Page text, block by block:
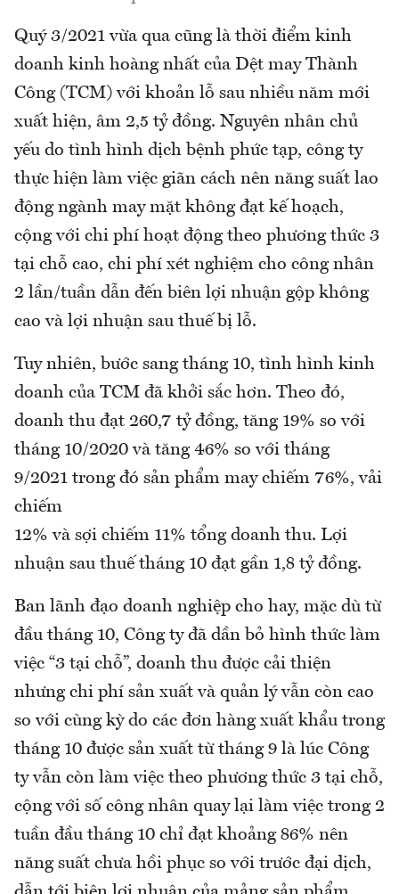
Quý 3/2021 vừa qua cũng là thời điểm kinh
doanh kinh hoàng nhất của Dệt may Thành
Công (TCM) với khoản lỗ sau nhiều năm mới
xuất hiện, âm 2,5 tỷ đồng. Nguyên nhân chủ
yếu do tình hình dịch bệnh phức tạp, công ty
thực hiện làm việc giãn cách nên năng suất lao
động ngành may mặt không đạt kế hoạch,
cộng với chi phí hoạt động theo phương thức 3
tại chỗ cao, chi phí xét nghiệm cho công nhân
2 lần/tuần dẫn đến biên lợi nhuận gộp không
cao và lợi nhuận sau thuế bị lỗ.
Tuy nhiên, bước sang tháng 10, tình hình kinh
doanh của TCM đã khởi sắc hơn. Theo đó,
doanh thu đạt 260,7 tỷ đồng, tăng 19% so với
tháng 10/2020 và tăng 46% so với tháng
9/2021 trong đó sản phẩm may chiếm 76%, vải
chiếm
12% và sợi chiếm 11% tổng doanh thu. Lợi
nhuận sau thuế tháng 10 đạt gần 1,8 tỷ đồng.
Ban lãnh đạo doanh nghiệp cho hay, mặc dù từ
đầu tháng 10, Công ty đã dần bỏ hình thức làm
việc “3 tại chỗ”, doanh thu được cải thiện
nhưng chi phí sản xuất và quản lý vẫn còn cao
so với cùng kỳ do các đơn hàng xuất khẩu trong
tháng 10 được sản xuất từ tháng 9 là lúc Công
ty vẫn còn làm việc theo phương thức 3 tại chỗ,
cộng với số công nhân quay lại làm việc trong 2
tuần đầu tháng 10 chỉ đạt khoảng 86% nên
năng suất chưa hồi phục so với trước đại dịch,